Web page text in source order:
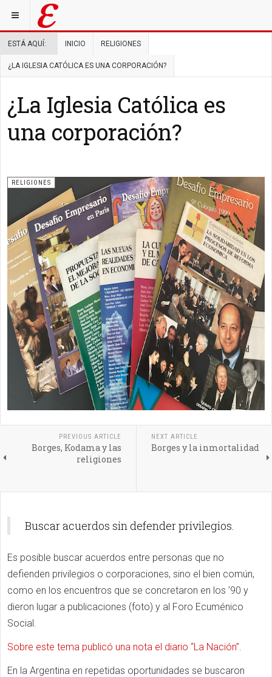
ESTÁ AQUÍ: INICIO RELIGIONES
¿LA IGLESIA CATÓLICA ES UNA CORPORACIÓN?
¿La Iglesia Católica es
una corporación?
RELIGIONES
PREVIOUS ARTICLE
Borges, Kodama y las
religiones
NEXT ARTICLE
Borges y la inmortalidad
Buscar acuerdos sin defender privilegios.
Es posible buscar acuerdos entre personas que no
defienden privilegios o corporaciones, sino el bien común,
como en los encuentros que se concretaron en los ’90 y
dieron lugar a publicaciones (foto) y al Foro Ecuménico
Social.
Sobre este tema publicó una nota el diario “La Nación”.
En la Argentina en repetidas oportunidades se buscaron